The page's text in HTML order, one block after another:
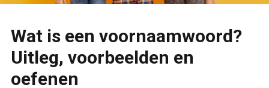
Wat is een voornaamwoord?
Uitleg, voorbeelden en
oefenen